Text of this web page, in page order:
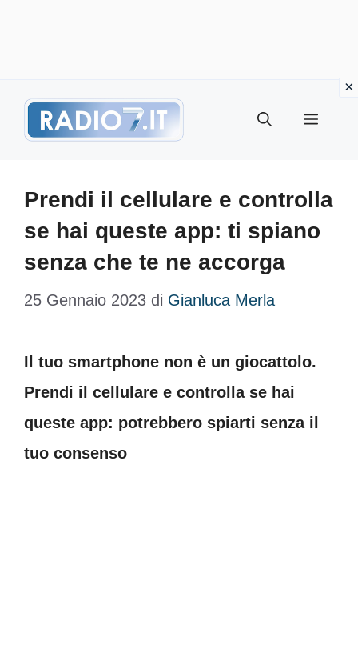
Menu
Prendi il cellulare e controlla
se hai queste app: ti spiano
senza che te ne accorga
25 Gennaio 2023 di Gianluca Merla
Il tuo smartphone non è un giocattolo.
Prendi il cellulare e controlla se hai
queste app: potrebbero spiarti senza il
tuo consenso